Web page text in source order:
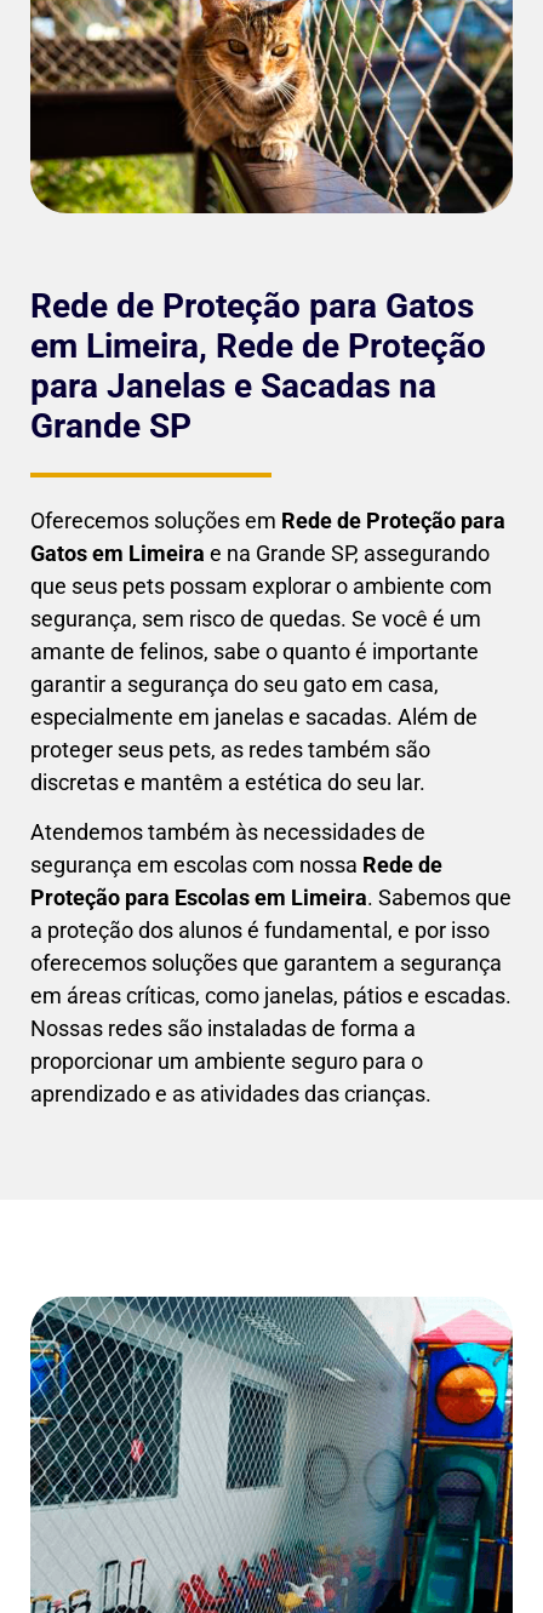
Rede de Proteção para Gatos
em Limeira, Rede de Proteção
para Janelas e Sacadas na
Grande SP
Oferecemos soluções em Rede de Proteção para
Gatos em Limeira e na Grande SP, assegurando
que seus pets possam explorar o ambiente com
segurança, sem risco de quedas. Se você é um
amante de felinos, sabe o quanto é importante
garantir a segurança do seu gato em casa,
especialmente em janelas e sacadas. Além de
proteger seus pets, as redes também são
discretas e mantêm a estética do seu lar.
Atendemos também às necessidades de
segurança em escolas com nossa Rede de
Proteção para Escolas em Limeira. Sabemos que
a proteção dos alunos é fundamental, e por isso
oferecemos soluções que garantem a segurança
em áreas críticas, como janelas, pátios e escadas.
Nossas redes são instaladas de forma a
proporcionar um ambiente seguro para o
aprendizado e as atividades das crianças.